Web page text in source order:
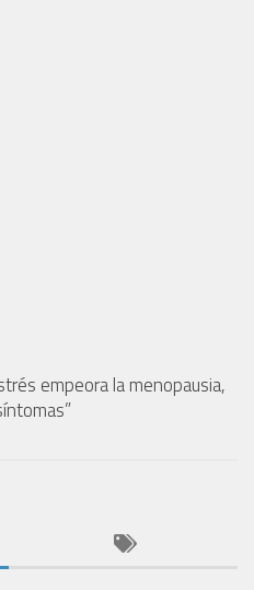
empeora la menopausia,